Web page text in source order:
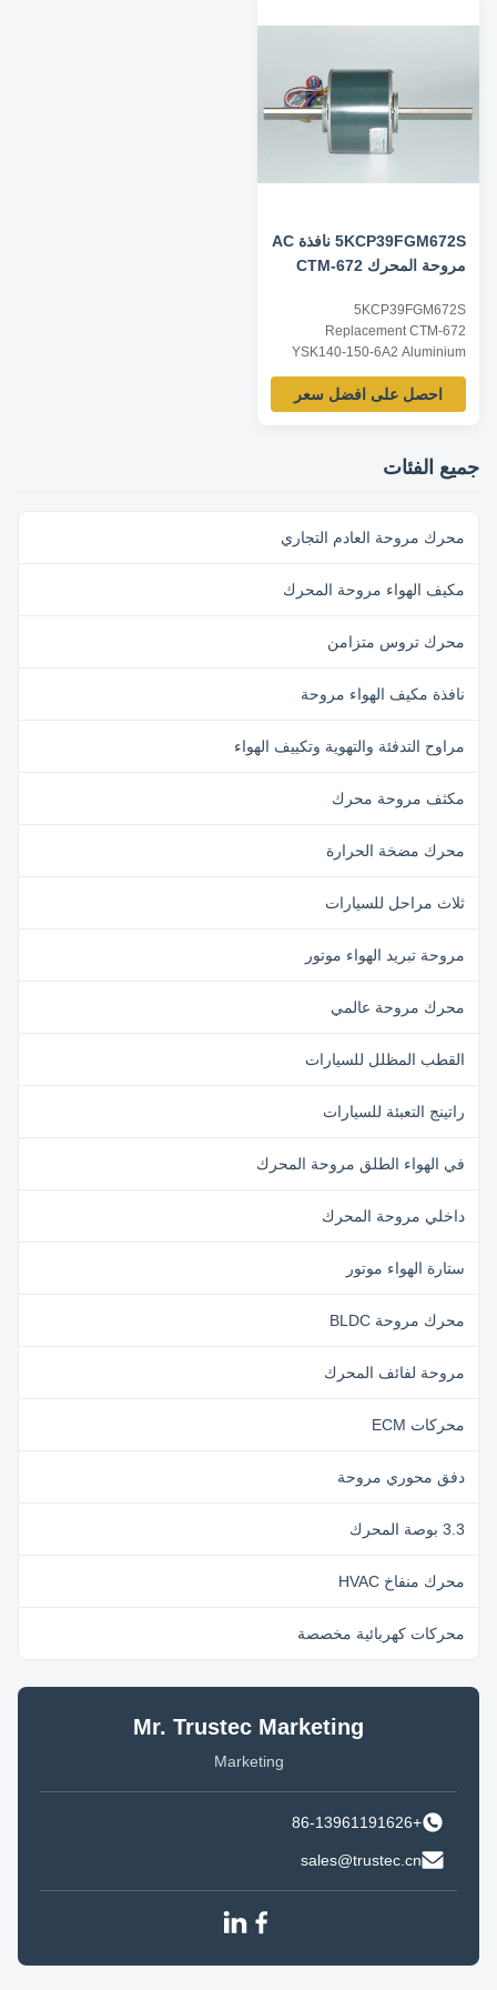
requirements, ODM/OEM
Frequency /Hz Speed ...
5KCP39FGM672S نافذة AC
مروحة المحرك CTM-672
5KCP39FGM672S
Replacement CTM-672
YSK140-150-6A2 Aluminium
Motor for Air Conditioner
Product specification: Listed are
representative motors, only for
parameters can be customized
according to customer
Frequency /Hz ...
احصل على افضل سعر
جميع الفئات
محرك مروحة العادم التجاري
مكيف الهواء مروحة المحرك
محرك تروس متزامن
نافذة مكيف الهواء مروحة
مراوح التدفئة والتهوية وتكييف الهواء
مكثف مروحة محرك
محرك مضخة الحرارة
ثلاث مراحل للسيارات
مروحة تبريد الهواء موتور
محرك مروحة عالمي
القطب المظلل للسيارات
راتينج التعبئة للسيارات
في الهواء الطلق مروحة المحرك
داخلي مروحة المحرك
ستارة الهواء موتور
محرك مروحة BLDC
مروحة لفائف المحرك
محركات ECM
دفق محوري مروحة
3.3 بوصة المحرك
محرك منفاخ HVAC
محركات كهربائية مخصصة
Mr. Trustec Marketing
Marketing
+86-13961191626
sales@trustec.cn